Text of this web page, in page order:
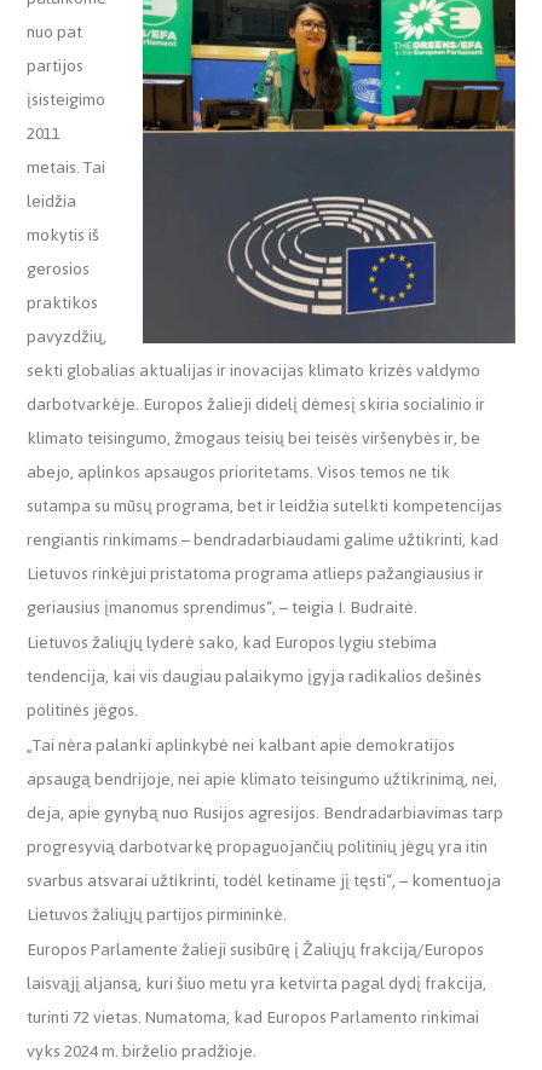
nuo pat
partijos
įsisteigimo
2011
metais. Tai
leidžia
mokytis iš
gerosios
praktikos
pavyzdžių,
sekti globalias aktualijas ir inovacijas klimato krizės valdymo
darbotvarkėje. Europos žalieji didelį dėmesį skiria socialinio ir
klimato teisingumo, žmogaus teisių bei teisės viršenybės ir, be
abejo, aplinkos apsaugos prioritetams. Visos temos ne tik
sutampa su mūsų programa, bet ir leidžia sutelkti kompetencijas
rengiantis rinkimams – bendradarbiaudami galime užtikrinti, kad
Lietuvos rinkėjui pristatoma programa atlieps pažangiausius ir
geriausius įmanomus sprendimus“, – teigia I. Budraitė.
Lietuvos žaliųjų lyderė sako, kad Europos lygiu stebima
tendencija, kai vis daugiau palaikymo įgyja radikalios dešinės
politinės jėgos.
„Tai nėra palanki aplinkybė nei kalbant apie demokratijos
apsaugą bendrijoje, nei apie klimato teisingumo užtikrinimą, nei,
deja, apie gynybą nuo Rusijos agresijos. Bendradarbiavimas tarp
progresyvią darbotvarkę propaguojančių politinių jėgų yra itin
svarbus atsvarai užtikrinti, todėl ketiname jį tęsti“, – komentuoja
Lietuvos žaliųjų partijos pirmininkė.
Europos Parlamente žalieji susibūrę į Žaliųjų frakciją/Europos
laisvąjį aljansą, kuri šiuo metu yra ketvirta pagal dydį frakcija,
turinti 72 vietas. Numatoma, kad Europos Parlamento rinkimai
vyks 2024 m. birželio pradžioje.